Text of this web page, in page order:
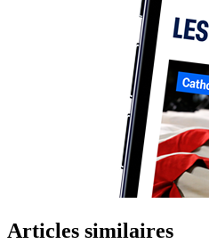
Articles similaires